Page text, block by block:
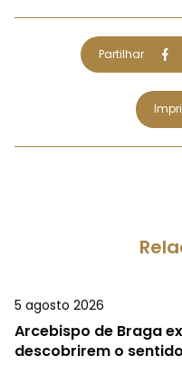
Partilhar
5 agosto 2026
Arcebispo de Braga
descobrirem o